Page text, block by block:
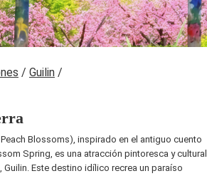
/ Guilin /
Blossoms), inspirado en el antiguo cuento
Spring, es una atracción pintoresca y cultural
Guilin. Este destino idílico recrea un paraíso